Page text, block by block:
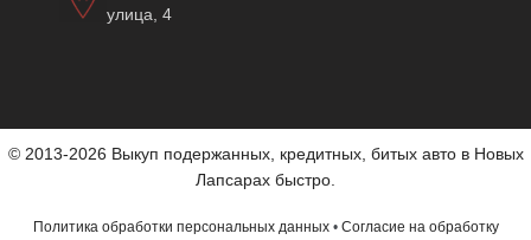
улица, 4
© 2013-2026 Выкуп подержанных, кредитных, битых авто в Новых
Лапсарах быстро.
Политика обработки персональных данных• Согласие на обработку